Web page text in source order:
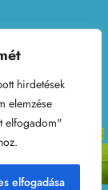
hirdetések
elemzése
elfogadom"
elfogadása